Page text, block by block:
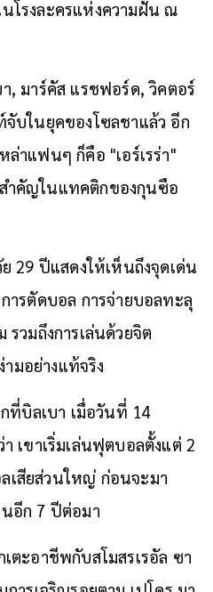
โรงละครแห่งความฝัน ณ
, มาร์คัส แรชฟอร์ด, วิคตอร์
บในยุคของโซลชาแล้ว อีก
ล่าแฟนๆ ก็คือ "เอร์เรร่า"
ำคัญในแทคติกของกุนซือ
29 ปีแสดงให้เห็นถึงจุดเด่น
ารตัดบอล การจ่ายบอลทะลุ
วมถึงการเล่นด้วยจิต
มอย่างแท้จริง
กที่บิลเบา เมื่อวันที่ 14
เขาเริ่มเล่นฟุตบอลตั้งแต่ 2
สียส่วนใหญ่ ก่อนจะมา
อีก 7 ปีต่อมา
ตะอาชีพกับสโมสรเรอัล ซา